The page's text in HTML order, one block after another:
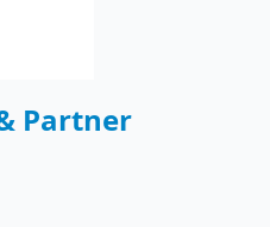
Partner